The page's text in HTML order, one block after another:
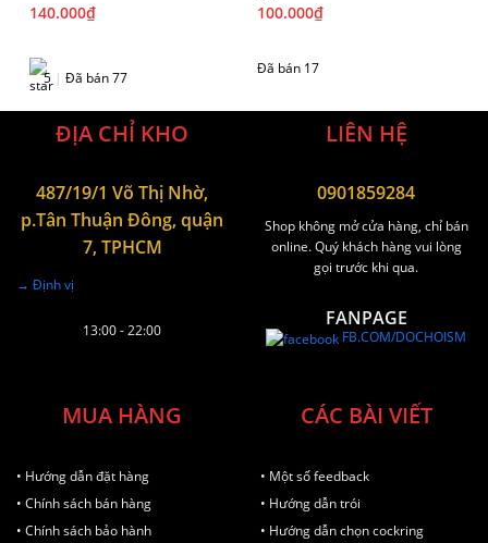
140.000₫
5 | Đã bán 77
100.000₫
Đã bán 17
ĐỊA CHỈ KHO
487/19/1 Võ Thị Nhờ,
p.Tân Thuận Đông, quận
7, TPHCM
→ Định vị
13:00 - 22:00
LIÊN HỆ
0901859284
Shop không mở cửa hàng, chỉ bán
online. Quý khách hàng vui lòng
gọi trước khi qua.
FANPAGE
FB.COM/DOCHOISM
MUA HÀNG
• Hướng dẫn đặt hàng
• Chính sách bán hàng
• Chính sách bảo hành
CÁC BÀI VIẾT
• Một số feedback
• Hướng dẫn trói
• Hướng dẫn chọn cockring